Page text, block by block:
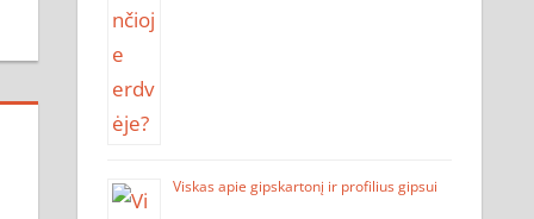
Viskas apie gipskartonį ir profilius gipsui